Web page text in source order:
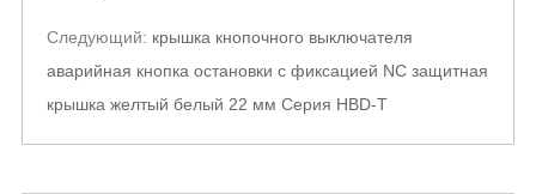
Следующий: крышка кнопочного выключателя
аварийная кнопка остановки с фиксацией NC защитная
крышка желтый белый 22 мм Серия HBD-T